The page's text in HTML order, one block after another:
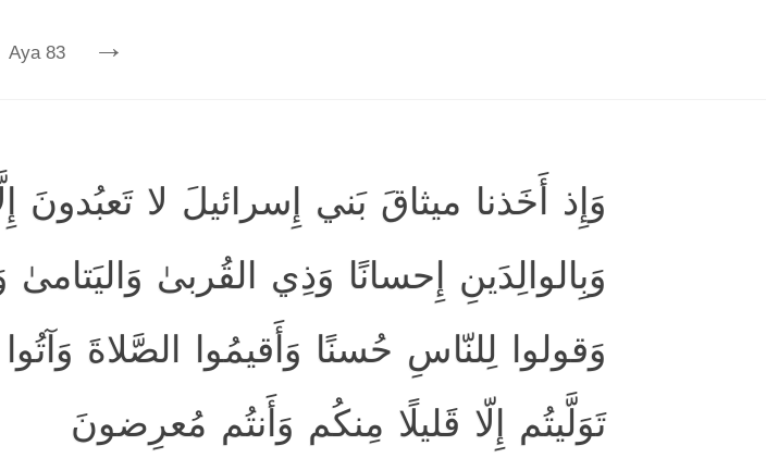
Aya 83 →
وَإِذ أَخَذنا ميثاقَ بَني إِسرائيلَ لا تَعبُدونَ
وَبِالوالِدَينِ إِحسانًا وَذِي القُربىٰ
وَقولوا لِلنّاسِ حُسنًا وَأَقيمُوا الصَّلاةَ
تَوَلَّيتُم إِلّا قَليلًا مِنكُم وَأَنتُم مُعرِضونَ